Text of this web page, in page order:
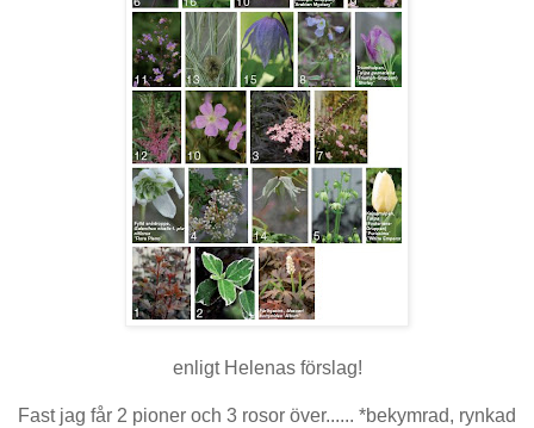
enligt Helenas förslag!
Fast jag får 2 pioner och 3 rosor över...... *bekymrad, rynkad